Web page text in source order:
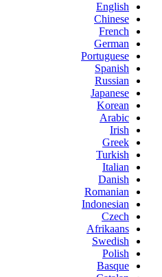
English
Chinese
French
German
Portuguese
Spanish
Russian
Japanese
Korean
Arabic
Irish
Greek
Turkish
Italian
Danish
Romanian
Indonesian
Czech
Afrikaans
Swedish
Polish
Basque